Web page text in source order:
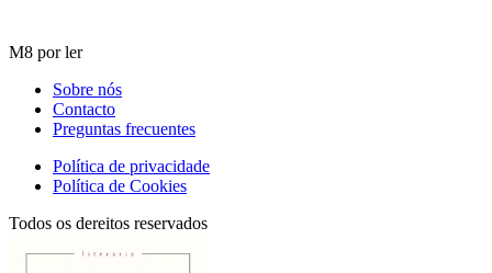
M8 por ler
Sobre nós
Contacto
Preguntas frecuentes
Política de privacidade
Política de Cookies
Todos os dereitos reservados